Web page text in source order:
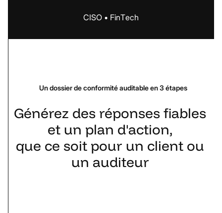
CISO • FinTech
Un dossier de conformité auditable en 3 étapes
Générez des réponses fiables
et un plan d'action,
que ce soit pour un client ou
un auditeur